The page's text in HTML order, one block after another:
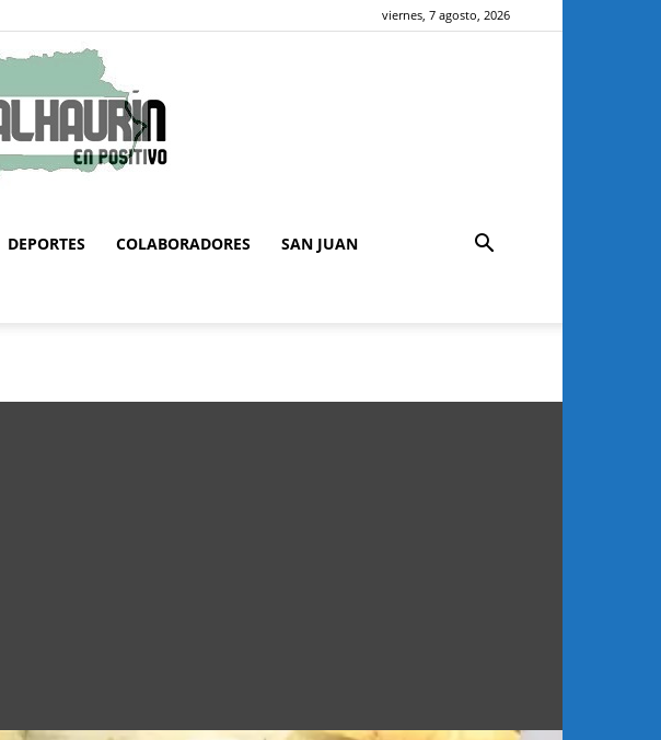
viernes, 7 agosto, 2026
DEPORTES COLABORADORES SAN JUAN